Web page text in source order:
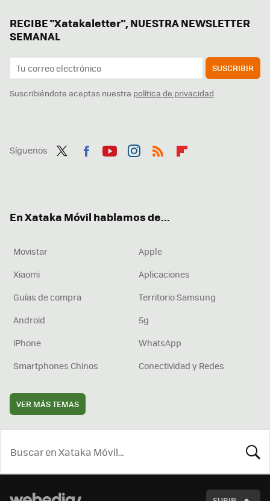
RECIBE "Xatakaletter", NUESTRA NEWSLETTER
SEMANAL
SUSCRIBIR
Suscribiéndote aceptas nuestra política de privacidad
Síguenos
En Xataka Móvil hablamos de...
Movistar
Apple
Xiaomi
Aplicaciones
Guías de compra
Territorio Samsung
Android
5g
iPhone
WhatsApp
Smartphones Chinos
Conectividad y Redes
VER MÁS TEMAS